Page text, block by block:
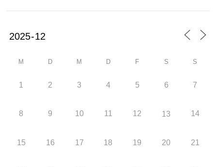
M D M D F S S
1 2 3 4 5 6 7
8 9 10 11 12 13 14
15 16 17 18 19 20 21